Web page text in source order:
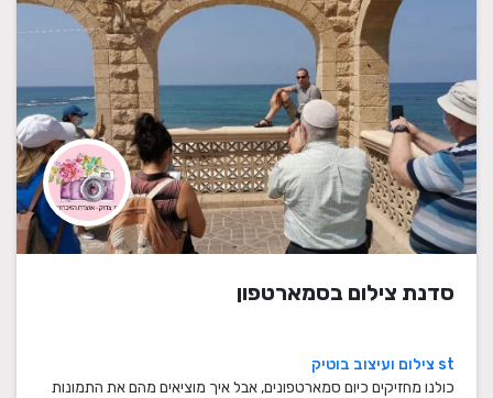
סדנת צילום בסמארטפון
st צילום ועיצוב בוטיק
כולנו מחזיקים כיום סמארטפונים, אבל איך מוציאים מהם את התמונות